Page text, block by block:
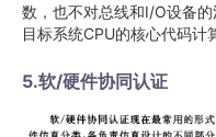
数，也不对总线和I/O设备
目标系统CPU的核心代码计
5.软/硬件协同认证